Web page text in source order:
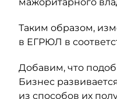
Таким образом,
в ЕГРЮЛ в
Добавим, что
Бизнес
из способов их